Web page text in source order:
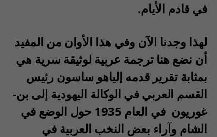
في قادم الأيام.
لهذا وجدنا الآن وفي هذا الأوان من المفيد
أن نضع هنا ترجمة عربية لوثيقة سرية هي
بمثابة تقرير قدمه إلياهو ساسون رئيس
القسم العربي في الوكالة اليهودية إلى بن-
غوريون في العام 1935 حول الوضع في
الشام وآراء بعض النخب العربية في